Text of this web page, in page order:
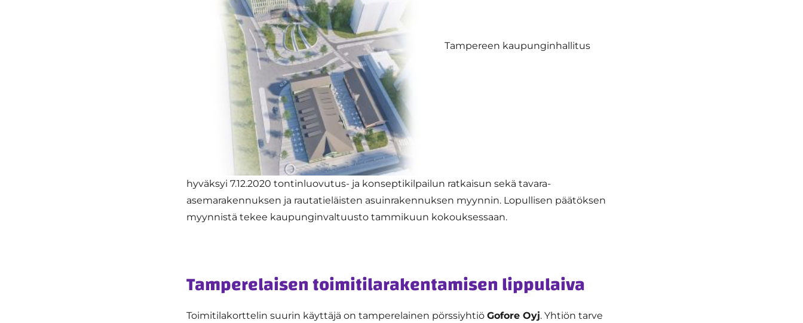
Tampereen kaupunginhallitus
hyväksyi 7.12.2020 tontinluovutus- ja konseptikilpailun ratkaisun sekä tavara-
asemarakennuksen ja rautatieläisten asuinrakennuksen myynnin. Lopullisen päätöksen
myynnistä tekee kaupunginvaltuusto tammikuun kokouksessaan.
Tamperelaisen toimitilarakentamisen lippulaiva
Toimitilakorttelin suurin käyttäjä on tamperelainen pörssiyhtiö Gofore Oyj. Yhtiön tarve